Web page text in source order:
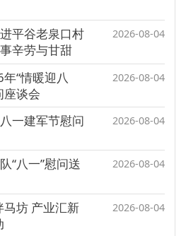
+
平谷老泉口村
辛劳与甘甜
2026-08-04
“情暖迎八
座谈会
2026-08-04
一建军节慰问
2026-08-04
“八一”慰问送
2026-08-04
马坊 产业汇新
2026-08-04